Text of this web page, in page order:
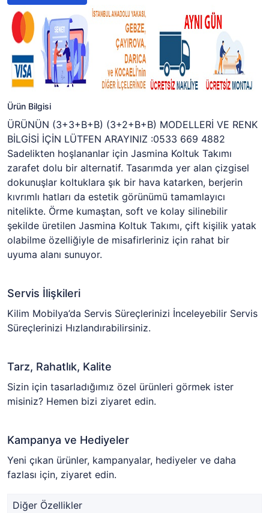
Ürün Bilgisi
ÜRÜNÜN (3+3+B+B) (3+2+B+B) MODELLERİ VE RENK
BİLGİSİ İÇİN LÜTFEN ARAYINIZ :0533 669 4882
Sadelikten hoşlananlar için Jasmina Koltuk Takımı
zarafet dolu bir alternatif. Tasarımda yer alan çizgisel
dokunuşlar koltuklara şık bir hava katarken, berjerin
kıvrımlı hatları da estetik görünümü tamamlayıcı
nitelikte. Örme kumaştan, soft ve kolay silinebilir
şekilde üretilen Jasmina Koltuk Takımı, çift kişilik yatak
olabilme özelliğiyle de misafirleriniz için rahat bir
uyuma alanı sunuyor.
Servis İlişkileri
Kilim Mobilya’da Servis Süreçlerinizi İnceleyebilir Servis
Süreçlerinizi Hızlandırabilirsiniz.
Tarz, Rahatlık, Kalite
Sizin için tasarladığımız özel ürünleri görmek ister
misiniz? Hemen bizi ziyaret edin.
Kampanya ve Hediyeler
Yeni çıkan ürünler, kampanyalar, hediyeler ve daha
fazlası için, ziyaret edin.
Diğer Özellikler